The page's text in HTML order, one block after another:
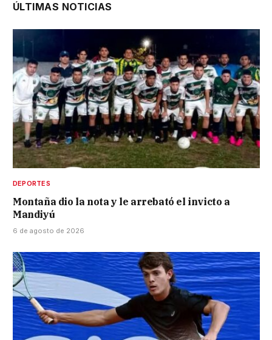
ÚLTIMAS NOTICIAS
DEPORTES
Montaña dio la nota y le arrebató el invicto a
Mandiyú
6 de agosto de 2026